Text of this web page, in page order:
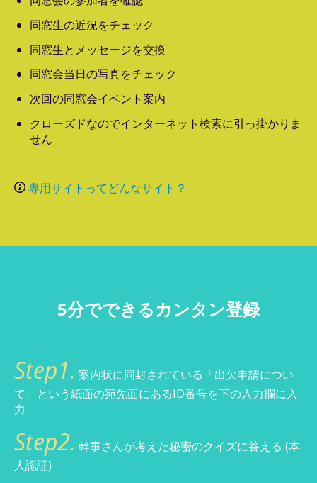
同窓生の近況をチェック
同窓生とメッセージを交換
同窓会当日の写真をチェック
次回の同窓会イベント案内
クローズドなのでインターネット検索に引っ掛かりま
せん
専用サイトってどんなサイト？
5分でできるカンタン登録
Step1. 案内状に同封されている「出欠申請につい
て」という紙面の宛先面にあるID番号を下の入力欄に入
力
Step2. 幹事さんが考えた秘密のクイズに答える (本
人認証)